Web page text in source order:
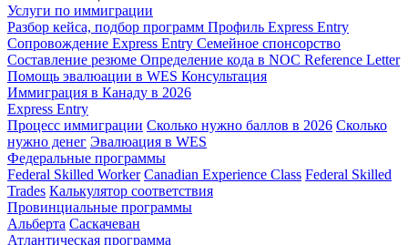
Услуги по иммиграции
Разбор кейса, подбор программ Профиль Express Entry
Сопровождение Express Entry Семейное спонсорство
Составление резюме Определение кода в NOC Reference Letter
Помощь эвалюации в WES Консультация
Иммиграция в Канаду в 2026
Express Entry
Процесс иммиграции Сколько нужно баллов в 2026 Сколько
нужно денег Эвалюация в WES
Федеральные программы
Federal Skilled Worker Canadian Experience Class Federal Skilled
Trades Калькулятор соответствия
Провинциальные программы
Альберта Саскачеван
Атлантическая программа